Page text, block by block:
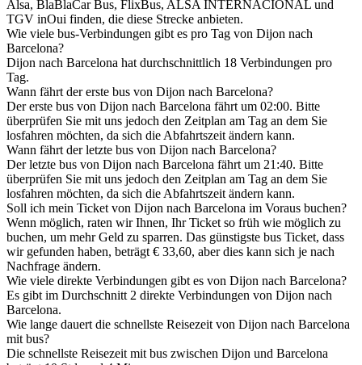
Alsa, BlaBlaCar Bus, FlixBus, ALSA INTERNACIONAL und
TGV inOui finden, die diese Strecke anbieten.
Wie viele bus-Verbindungen gibt es pro Tag von Dijon nach
Barcelona?
Dijon nach Barcelona hat durchschnittlich 18 Verbindungen pro
Tag.
Wann fährt der erste bus von Dijon nach Barcelona?
Der erste bus von Dijon nach Barcelona fährt um 02:00. Bitte
überprüfen Sie mit uns jedoch den Zeitplan am Tag an dem Sie
losfahren möchten, da sich die Abfahrtszeit ändern kann.
Wann fährt der letzte bus von Dijon nach Barcelona?
Der letzte bus von Dijon nach Barcelona fährt um 21:40. Bitte
überprüfen Sie mit uns jedoch den Zeitplan am Tag an dem Sie
losfahren möchten, da sich die Abfahrtszeit ändern kann.
Soll ich mein Ticket von Dijon nach Barcelona im Voraus buchen?
Wenn möglich, raten wir Ihnen, Ihr Ticket so früh wie möglich zu
buchen, um mehr Geld zu sparren. Das günstigste bus Ticket, dass
wir gefunden haben, beträgt € 33,60, aber dies kann sich je nach
Nachfrage ändern.
Wie viele direkte Verbindungen gibt es von Dijon nach Barcelona?
Es gibt im Durchschnitt 2 direkte Verbindungen von Dijon nach
Barcelona.
Wie lange dauert die schnellste Reisezeit von Dijon nach Barcelona
mit bus?
Die schnellste Reisezeit mit bus zwischen Dijon und Barcelona